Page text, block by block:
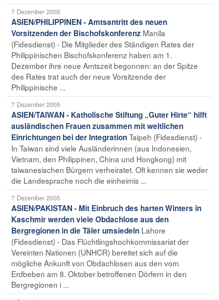
7 Dezember 2005
ASIEN/PHILIPPINEN - Amtsantritt des neuen
Vorsitzenden der Bischofskonferenz Manila
(Fidesdienst) - Die Mitglieder des Ständigen Rates der
Philippinischen Bischofskonferenz haben am 1.
Dezember ihre neue Amtszeit begonnen: an der Spitze
des Rates trat auch der neue Vorsitzende der
Philippinische ...
7 Dezember 2005
ASIEN/TAIWAN - Katholische Stiftung „Guter Hirte“ hilft
ausländischen Frauen zusammen mit weltlichen
Einrichtungen bei der IntegrationTaipeh (Fidesdienst) -
In Taiwan sind viele Ausländerinnen (aus Indonesien,
Vietnam, den Philippinen, China und Hongkong) mit
taiwanesischen Bürgern verheiratet. Oft kennen sie weder
die Landesprache noch die einheimis ...
7 Dezember 2005
ASIEN/PAKISTAN - Mit Einbruch des harten Winters in
Kaschmir werden viele Obdachlose aus den
Bergregionen in die Täler umsiedeln Lahore
(Fidesdienst) - Das Flüchtlingshochkommissariat der
Vereinten Nationen (UNHCR) bereitet sich auf die
mögliche Ankunft von Obdachlosen aus den vom
Erdbeben am 8. Oktober betroffenen Dörfern in den
Bergregionen i ...